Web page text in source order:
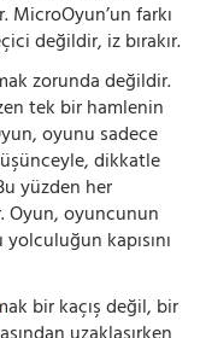
farkı
değildir, iz bırakır.
zorunda değildir.
tek bir hamlenin
oyunu sadece
dikkatle
yüzden her
oyuncunun
kapısını
bir kaçış değil, bir